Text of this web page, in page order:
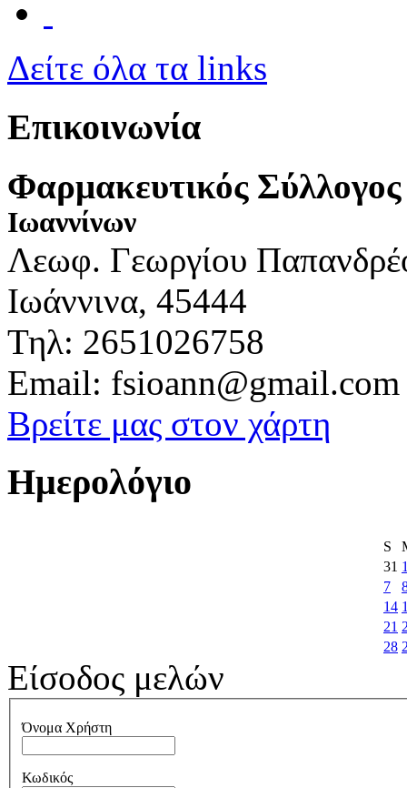
Δείτε όλα τα links
Επικοινωνία
Φαρμακευτικός Σύλλογος
Ιωαννίνων
Λεωφ. Γεωργίου
Ιωάννινα, 45444
Τηλ: 2651026758
Email: fsioann@gmail.com
Βρείτε μας στον χάρτη
Ημερολόγιο
S
31
7
14
21
28
Είσοδος μελών
Όνομα Χρήστη
Κωδικός